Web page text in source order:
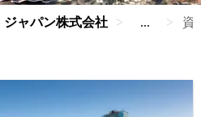
ジャパン株式会社 ... 資